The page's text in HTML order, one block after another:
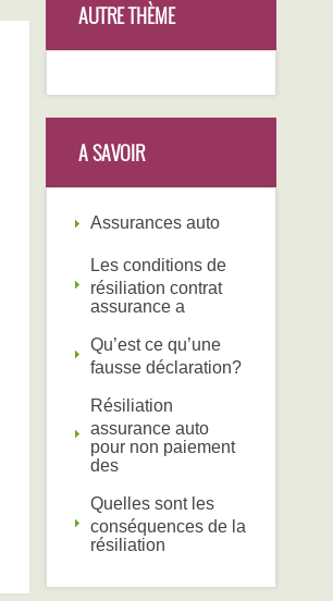
AUTRE THÈME
A SAVOIR
Assurances auto
Les conditions de
résiliation contrat
assurance a
Qu’est ce qu’une
fausse déclaration?
Résiliation
assurance auto
pour non paiement
des
Quelles sont les
conséquences de la
résiliation